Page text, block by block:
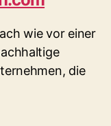
wie vor einer
die